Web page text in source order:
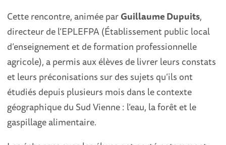
Cette rencontre, animée parGuillaume Dupuits,
directeur de l’EPLEFPA (Établissement public local
d’enseignement et de formation professionnelle
agricole), a permis aux élèves de livrer leurs constats
et leurs préconisations sur des sujets qu’ils ont
étudiés depuis plusieurs mois dans le contexte
géographique du Sud Vienne : l’eau, la forêt et le
gaspillage alimentaire.